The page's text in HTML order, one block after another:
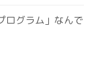
ログラム」なんで